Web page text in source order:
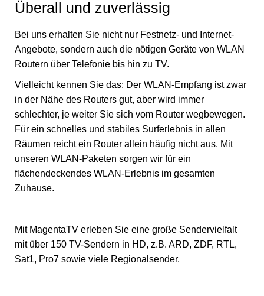
Überall und zuverlässig
Bei uns erhalten Sie nicht nur Festnetz- und Internet-
Angebote, sondern auch die nötigen Geräte von WLAN
Routern über Telefonie bis hin zu TV.
Vielleicht kennen Sie das: Der WLAN-Empfang ist zwar
in der Nähe des Routers gut, aber wird immer
schlechter, je weiter Sie sich vom Router wegbewegen.
Für ein schnelles und stabiles Surferlebnis in allen
Räumen reicht ein Router allein häufig nicht aus. Mit
unseren WLAN-Paketen sorgen wir für ein
flächendeckendes WLAN-Erlebnis im gesamten
Zuhause.
Mit MagentaTV erleben Sie eine große Sendervielfalt
mit über 150 TV-Sendern in HD, z.B. ARD, ZDF, RTL,
Sat1, Pro7 sowie viele Regionalsender.